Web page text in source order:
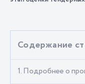
Содержание
1. Подробнее о